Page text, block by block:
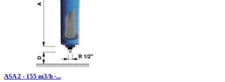
ASA 2 - 155 m3/h -...